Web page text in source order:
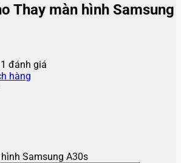
Thay màn hình Samsung
1 đánh giá
hàng
Samsung A30s